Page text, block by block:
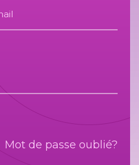
Mot de passe oublié?